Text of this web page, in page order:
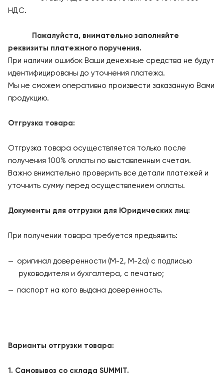
НДС.
Пожалуйста, внимательно заполняйте
реквизиты платежного поручения.
При наличии ошибок Ваши денежные средства не будут
идентифицированы до уточнения платежа.
Мы не сможем оперативно произвести заказанную Вами
продукцию.
Отгрузка товара:
Отгрузка товара осуществляется только после
получения 100% оплаты по выставленным счетам.
Важно внимательно проверить все детали платежей и
уточнить сумму перед осуществлением оплаты.
Документы для отгрузки для Юридических лиц:
При получении товара требуется предъявить:
оригинал доверенности (М-2, М-2а) с подписью
руководителя и бухгалтера, с печатью;
паспорт на кого выдана доверенность.
Варианты отгрузки товара:
1. Самовывоз со склада SUMMIT.